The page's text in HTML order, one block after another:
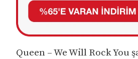
Queen – We Will Rock You